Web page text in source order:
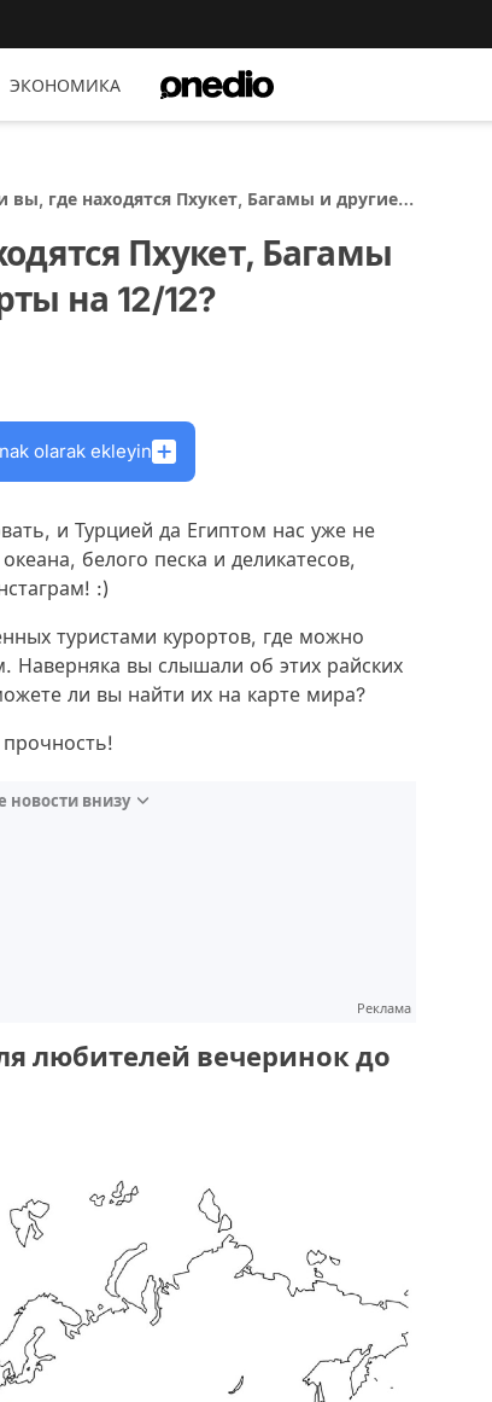
ЭКОНОМИКА
вы, где находятся Пхукет, Багамы и другие
Пхукет, Багамы
на 12/12?
olarak ekleyin
и Турцией да Египтом нас уже не
белого песка и деликатесов,
:)
туристами курортов, где можно
Наверняка вы слышали об этих райских
ли вы найти их на карте мира?
новости внизу
Реклама
любителей вечеринок до